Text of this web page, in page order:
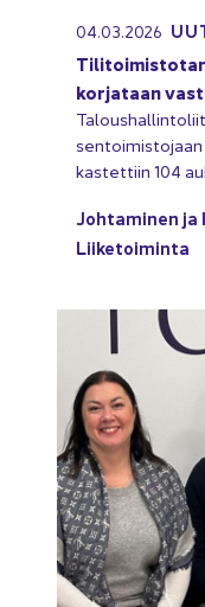
04.03.2026
kor­ja­taan
kas­tet­tiin 104
Joh­ta­mi­nen
Lii­ke­toi­min­ta